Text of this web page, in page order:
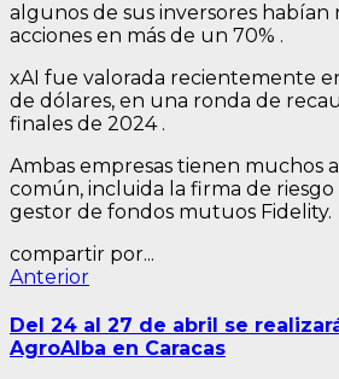
algunos de sus inversores habían
acciones en más de un 70% .
xAI fue valorada recientemente
de dólares, en una ronda de
finales de 2024 .
Ambas empresas tienen muchos
común, incluida la firma de riesgo
gestor de fondos mutuos Fidelity.
compartir por...
Navegación
de
entradas
AnteriorEntrada
Del 24 al 27 de abril se
AgroAlba en Caracas